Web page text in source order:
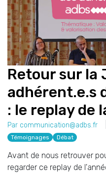
Retour sur la
adhérent.e.s
: le replay de
Par communication@adbs.fr
Témoignages Débat
Avant de nous retrouver
regarder ce replay de